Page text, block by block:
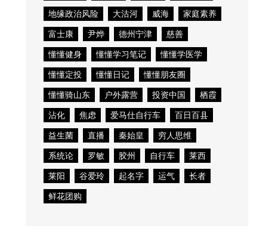
地缘政治风险
大沽河 威海
家庭素养
富士康
尹烨 德州宁津
慈善
懂懂健身
懂懂学习笔记
懂懂学医学
懂懂定投
懂懂日记
懂懂朋友圈
懂懂骑山东
户外露营 投资中国
栖霞
沾化
焦虑 爱马仕自行车
百日百县
益生菌
直播 秦始皇
穷人思维
系统论
罗敏 胶州 自行车
莱西
莱阳
谷爱玲 起名字 运气
长者
鲜花团购